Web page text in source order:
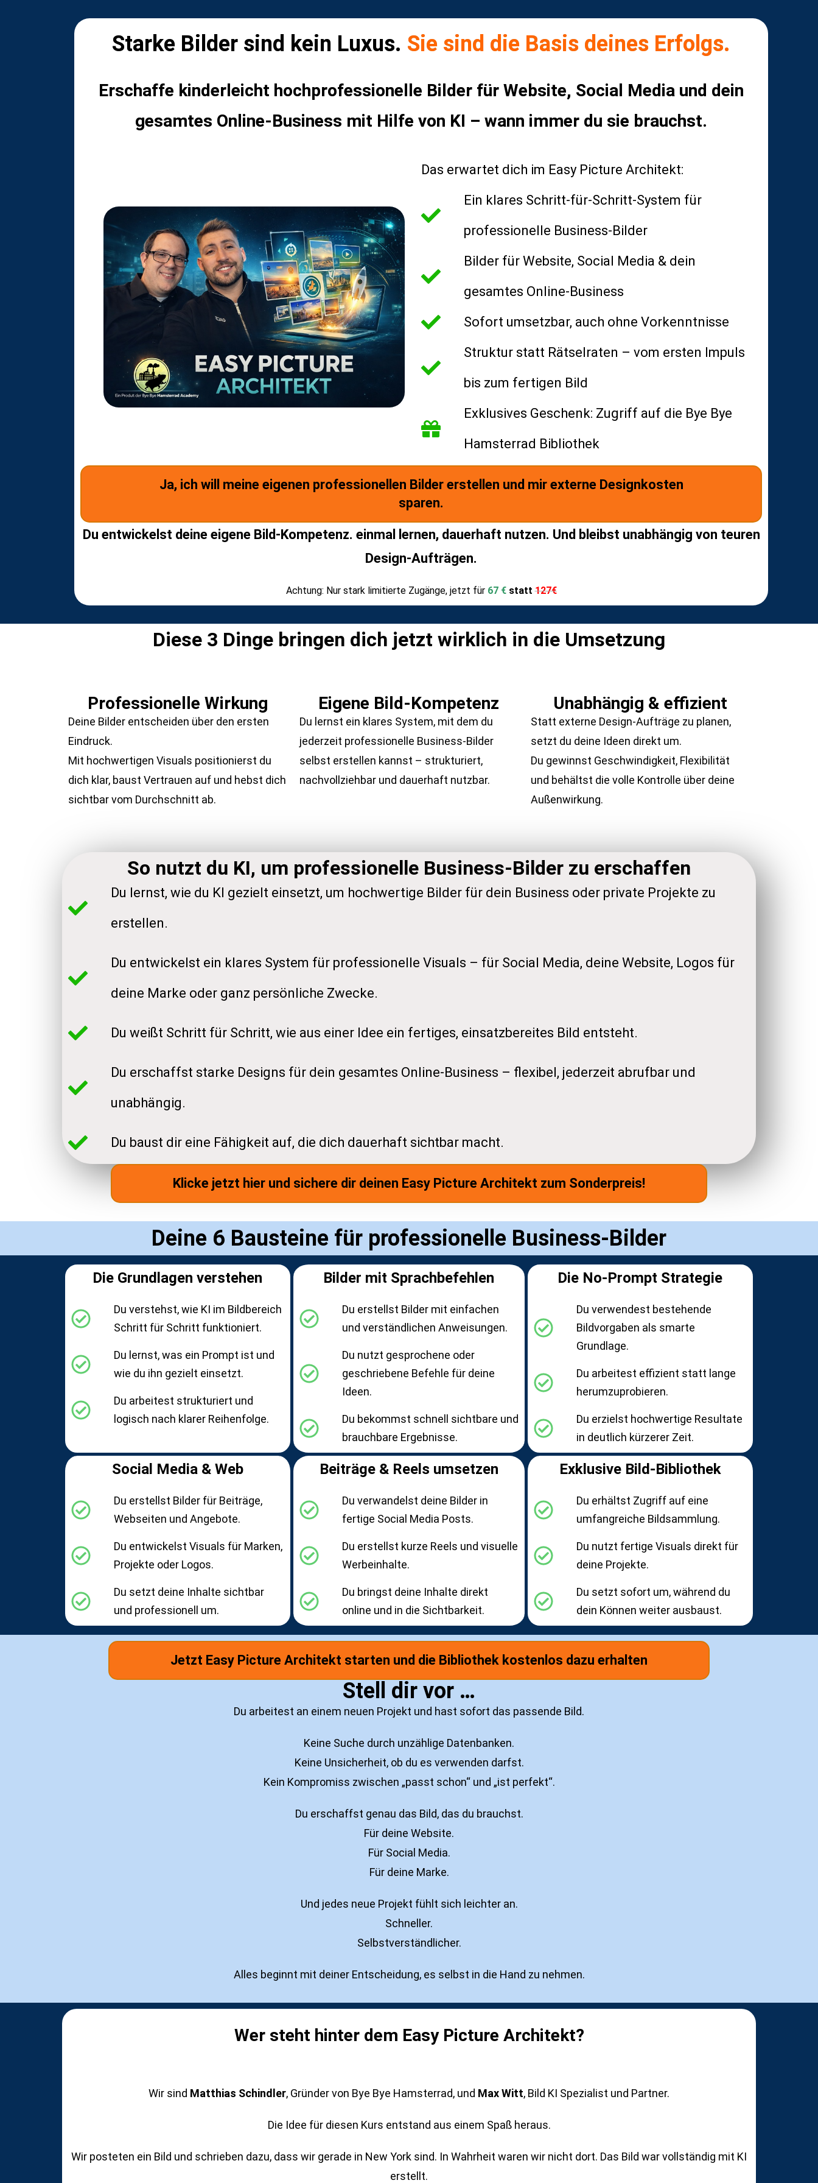
Starke Bilder sind kein Luxus. Sie sind die Basis deines Erfolgs.
Erschaffe kinderleicht hochprofessionelle Bilder für Website, Social Media und dein
gesamtes Online-Business mit Hilfe von KI – wann immer du sie brauchst.
Das erwartet dich im Easy Picture Architekt:
Ein klares Schritt-für-Schritt-System für
professionelle Business-Bilder
Bilder für Website, Social Media & dein
gesamtes Online-Business
Sofort umsetzbar, auch ohne Vorkenntnisse
Struktur statt Rätselraten – vom ersten Impuls
bis zum fertigen Bild
Exklusives Geschenk: Zugriff auf die Bye Bye
Hamsterrad Bibliothek
Ja, ich will meine eigenen professionellen Bilder erstellen und mir externe Designkosten
sparen.
Du entwickelst deine eigene Bild-Kompetenz. einmal lernen, dauerhaft nutzen. Und bleibst unabhängig von teuren
Design-Aufträgen.
Achtung: Nur stark limitierte Zugänge, jetzt für 67 € statt127€
Diese 3 Dinge bringen dich jetzt wirklich in die Umsetzung
Professionelle Wirkung
Deine Bilder entscheiden über den ersten
Eindruck.
Mit hochwertigen Visuals positionierst du
dich klar, baust Vertrauen auf und hebst dich
sichtbar vom Durchschnitt ab.
Eigene Bild-Kompetenz
Du lernst ein klares System, mit dem du
jederzeit professionelle Business-Bilder
selbst erstellen kannst – strukturiert,
nachvollziehbar und dauerhaft nutzbar.
Unabhängig & effizient
Statt externe Design-Aufträge zu planen,
setzt du deine Ideen direkt um.
Du gewinnst Geschwindigkeit, Flexibilität
und behältst die volle Kontrolle über deine
Außenwirkung.
So nutzt du KI, um professionelle Business-Bilder zu erschaffen
Du lernst, wie du KI gezielt einsetzt, um hochwertige Bilder für dein Business oder private Projekte zu
erstellen.
Du entwickelst ein klares System für professionelle Visuals – für Social Media, deine Website, Logos für
deine Marke oder ganz persönliche Zwecke.
Du weißt Schritt für Schritt, wie aus einer Idee ein fertiges, einsatzbereites Bild entsteht.
Du erschaffst starke Designs für dein gesamtes Online-Business – flexibel, jederzeit abrufbar und
unabhängig.
Du baust dir eine Fähigkeit auf, die dich dauerhaft sichtbar macht.
Klicke jetzt hier und sichere dir deinen Easy Picture Architekt zum Sonderpreis!
Deine 6 Bausteine für professionelle Business-Bilder
Die Grundlagen verstehen
Du verstehst, wie KI im Bildbereich
Schritt für Schritt funktioniert.
Du lernst, was ein Prompt ist und
wie du ihn gezielt einsetzt.
Du arbeitest strukturiert und
logisch nach klarer Reihenfolge.
Bilder mit Sprachbefehlen
Du erstellst Bilder mit einfachen
und verständlichen Anweisungen.
Du nutzt gesprochene oder
geschriebene Befehle für deine
Ideen.
Du bekommst schnell sichtbare und
brauchbare Ergebnisse.
Die No-Prompt Strategie
Du verwendest bestehende
Bildvorgaben als smarte
Grundlage.
Du arbeitest effizient statt lange
herumzuprobieren.
Du erzielst hochwertige Resultate
in deutlich kürzerer Zeit.
Social Media & Web
Du erstellst Bilder für Beiträge,
Webseiten und Angebote.
Du entwickelst Visuals für Marken,
Projekte oder Logos.
Du setzt deine Inhalte sichtbar
und professionell um.
Beiträge & Reels umsetzen
Du verwandelst deine Bilder in
fertige Social Media Posts.
Du erstellst kurze Reels und visuelle
Werbeinhalte.
Du bringst deine Inhalte direkt
online und in die Sichtbarkeit.
Exklusive Bild-Bibliothek
Du erhältst Zugriff auf eine
umfangreiche Bildsammlung.
Du nutzt fertige Visuals direkt für
deine Projekte.
Du setzt sofort um, während du
dein Können weiter ausbaust.
Jetzt Easy Picture Architekt starten und die Bibliothek kostenlos dazu erhalten
Stell dir vor …
Du arbeitest an einem neuen Projekt und hast sofort das passende Bild.
Keine Suche durch unzählige Datenbanken.
Keine Unsicherheit, ob du es verwenden darfst.
Kein Kompromiss zwischen „passt schon“ und „ist perfekt“.
Du erschaffst genau das Bild, das du brauchst.
Für deine Website.
Für Social Media.
Für deine Marke.
Und jedes neue Projekt fühlt sich leichter an.
Schneller.
Selbstverständlicher.
Alles beginnt mit deiner Entscheidung, es selbst in die Hand zu nehmen.
Wer steht hinter dem Easy Picture Architekt?
Wir sind Matthias Schindler, Gründer von Bye Bye Hamsterrad, und Max Witt, Bild KI Spezialist und Partner.
Die Idee für diesen Kurs entstand aus einem Spaß heraus.
Wir posteten ein Bild und schrieben dazu, dass wir gerade in New York sind. In Wahrheit waren wir nicht dort. Das Bild war vollständig mit KI
erstellt.